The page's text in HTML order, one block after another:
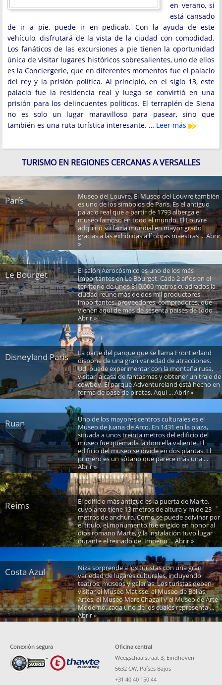
en verano, si
está cansado
de ir a pie, puede ir en pedicab. Con la ayuda de este
vehículo, disfrutará de la vista de la ciudad con comodidad.
Los fanáticos de las excursiones a pie tienen la oportunidad
única de visitar lugares históricos sobresalientes, uno de ellos
es la Conciergerie, que en diferentes momentos fue el palacio
del rey y la prisión política. Al principio, en el siglo 13, este
palacio fue la residencia real y luego se convirtió en una
prisión para los delincuentes políticos. El terraplén de Siena
no es solo un lugar maravilloso para pasear, sino que
también es una ruta turística interesante. … Leer más
TURISMO EN REGIONES CERCANAS A VERSALLES
París
Museo del Louvre. El Museo del Louvre también
es uno de los símbolos de París. Es el antiguo
palacio real que a partir de 1793 alberga el
museo famoso en todo el mundo. El Louvre
adquirió su fama mundial en mayor grado
gracias a las exhibidas allí obras maestras ... Abrir
»
Le Bourget
El salón Aerocósmico es uno de los más
importantes en Le Bourget. Cada 2 años en el
territorio de unos 310.000 metros cuadrados la
ciudad reúne más de dos mil productores
importantes, proveedores, compradores, que
vienen aquí de más de sesenta países de todo ...
Abrir »
Disneyland Paris
La parte del parque que se llama Frontierland
dispone de una gran variedad de atracciones.
Ud. puede experimentar con la montaña rusa,
visitar la casa de fantasmas y obtener un traje de
cowboy. El parque Adventureland está hecho en
forma de base de piratas. Aquí ... Abrir »
Ruan
Uno de los mayores centros culturales es el
Museo de Juana de Arco. En 1431 en la plaza,
situada a unos treinta metros del edificio del
museo fue quemada la doncella valiente. El
edificio del museo se divide en dos plantas. El
primero es un sótano que parece más una ...
Abrir »
Reims
El edificio más antiguo es la puerta de Marte,
cuyo arco tiene 13 metros de altura y mide 23
metros de anchura. Como se puede adivinar por
el título, el monumento fue erigido en honor al
dios romano Marte, y la instalación tuvo lugar
durante el reinado del Imperio ... Abrir »
Costa Azul
Niza sorprende a los turistas con una gran
variedad de lugares culturales, incluyendo
teatros, museos y galerías. Los turistas deben
visitar el Museo Matisse, el Museo de Bellas
Artes, el Museo Marc Chagall y el Museo de Arte
Moderno, cada uno de los cuales representa ...
Abrir »
Conexión segura
Oficina central
Weegschaalstraat 3, Eindhoven
5632 CW, Países Bajos
+31 40 40 150 44